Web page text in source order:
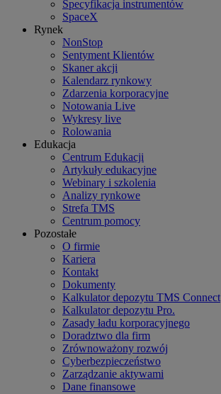
Specyfikacja instrumentów
SpaceX
Rynek
NonStop
Sentyment Klientów
Skaner akcji
Kalendarz rynkowy
Zdarzenia korporacyjne
Notowania Live
Wykresy live
Rolowania
Edukacja
Centrum Edukacji
Artykuły edukacyjne
Webinary i szkolenia
Analizy rynkowe
Strefa TMS
Centrum pomocy
Pozostałe
O firmie
Kariera
Kontakt
Dokumenty
Kalkulator depozytu TMS Connect
Kalkulator depozytu Pro.
Zasady ładu korporacyjnego
Doradztwo dla firm
Zrównoważony rozwój
Cyberbezpieczeństwo
Zarządzanie aktywami
Dane finansowe